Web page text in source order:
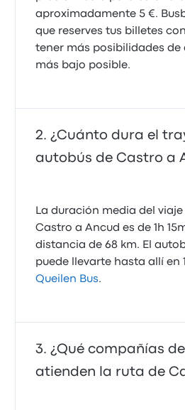
aproximadamente 5 €.
que reserves tus billetes
tener más posibilidades de
más bajo posible.
¿Cuánto dura el
autobús de Castro a
La duración media del
Castro a Ancud es de 1h
distancia de 68 km. El
puede llevarte hasta allí en
Queilen Bus.
¿Qué compañías
atienden la ruta de